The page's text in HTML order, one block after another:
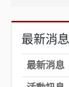
最新消息
最新消息